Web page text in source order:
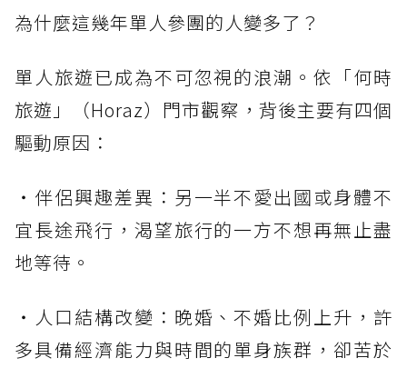
為什麼這幾年單人參團的人變多了？
單人旅遊已成為不可忽視的浪潮。依「何時
旅遊」（Horaz）門市觀察，背後主要有四個
驅動原因：
・伴侶興趣差異：另一半不愛出國或身體不
宜長途飛行，渴望旅行的一方不想再無止盡
地等待。
・人口結構改變：晚婚、不婚比例上升，許
多具備經濟能力與時間的單身族群，卻苦於